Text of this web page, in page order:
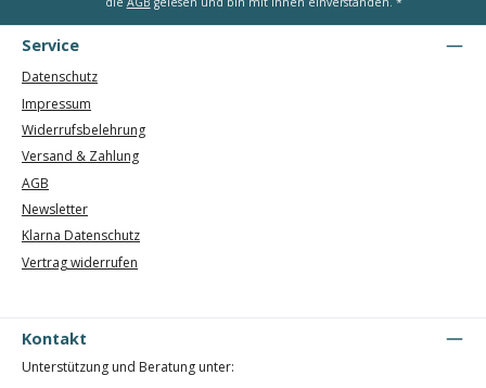
Service
Datenschutz
Impressum
Widerrufsbelehrung
Versand & Zahlung
AGB
Newsletter
Klarna Datenschutz
Vertrag widerrufen
Kontakt
Unterstützung und Beratung unter: